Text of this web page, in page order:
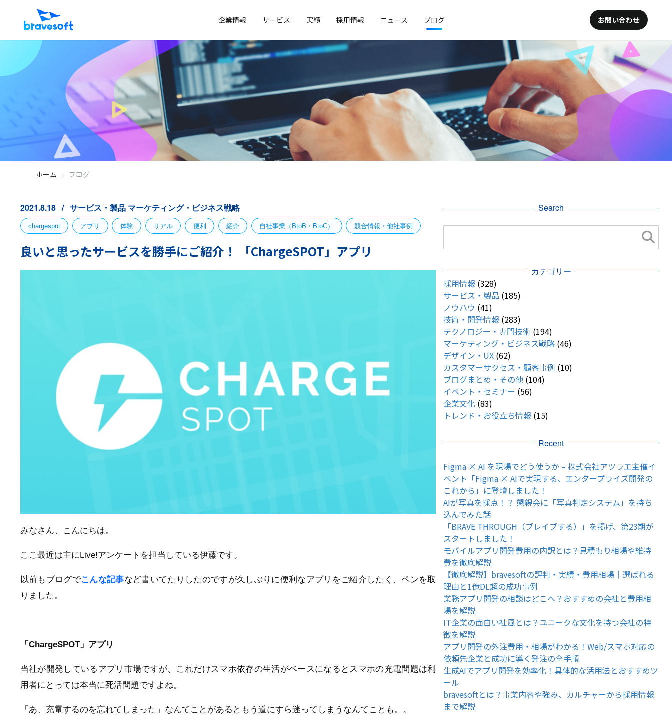
企業情報 サービス 実績 採用情報 ニュース ブログ お問い合わせ
ホーム ブログ
2021.8.18 サービス・製品 マーケティング・ビジネス戦略
chargespot アプリ 体験 リアル 便利 紹介 自社事業（BtoB・BtoC） 競合情報・他社事例
良いと思ったサービスを勝手にご紹介！ 「ChargeSPOT」アプリ
みなさん、こんにちは。
ここ最近は主にLive!アンケートを担当している伊藤です。
以前もブログでこんな記事など書いてたりしたのですが久しぶりに便利なアプリをご紹介したく、ペンを取
りました。
「ChargeSPOT」アプリ
当社が開発しているアプリ市場ですが、これだけスマホ依存の生活がベースになるとスマホの充電問題は利
用者にとっては本当に死活問題ですよね。
「あ、充電するのを忘れてしまった」なんてことがあるともう道にすら迷ってしまうなんてことも。。
Search
カテゴリー
採用情報 (328)
サービス・製品 (185)
ノウハウ (41)
技術・開発情報 (283)
テクノロジー・専門技術 (194)
マーケティング・ビジネス戦略 (46)
デザイン・UX (62)
カスタマーサクセス・顧客事例 (10)
ブログまとめ・その他 (104)
イベント・セミナー (56)
企業文化 (83)
トレンド・お役立ち情報 (15)
Recent
Figma × AI を現場でどう使うか – 株式会社アツラエ主催イ
ベント「Figma × AIで実現する、エンタープライズ開発の
これから」に登壇しました！
AIが写真を採点！？ 懇親会に「写真判定システム」を持ち
込んでみた話
「BRAVE THROUGH（ブレイブする）」を掲げ、第23期が
スタートしました！
モバイルアプリ開発費用の内訳とは？見積もり相場や維持
費を徹底解説
【徹底解説】bravesoftの評判・実績・費用相場｜選ばれる
理由と1億DL超の成功事例
業務アプリ開発の相談はどこへ？おすすめの会社と費用相
場を解説
IT企業の面白い社風とは？ユニークな文化を持つ会社の特
徴を解説
アプリ開発の外注費用・相場がわかる！Web/スマホ対応の
依頼先企業と成功に導く発注の全手順
生成AIでアプリ開発を効率化！具体的な活用法とおすすめツ
ール
bravesoftとは？事業内容や強み、カルチャーから採用情報
まで解説